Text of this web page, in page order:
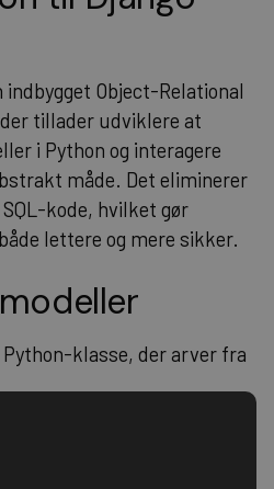
indbygget Object-Relational
der tillader udviklere at
i Python og interagere
måde. Det eliminerer
kode, hvilket gør
lettere og mere sikker.
Python-klasse, der arver fra